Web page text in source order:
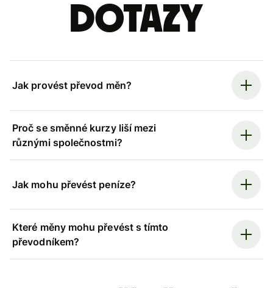
dotazy
Jak provést převod měn?
Proč se směnné kurzy liší mezi
různými společnostmi?
Jak mohu převést peníze?
Které měny mohu převést s tímto
převodníkem?